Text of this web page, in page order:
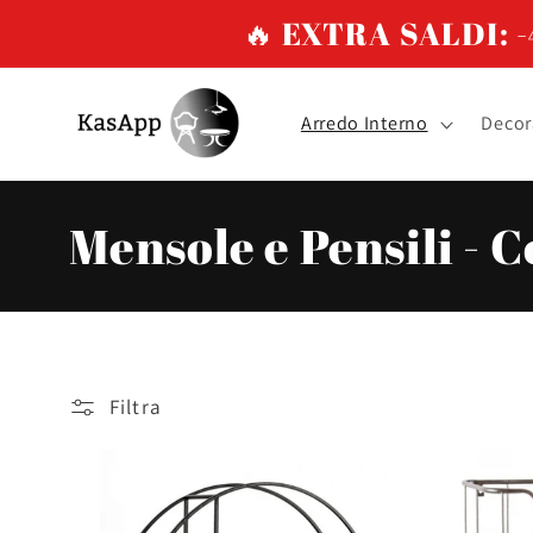
🔥 EXTRA SALDI:
Arredo Interno
C
o
l
Mensole e Pensili -
Filtra